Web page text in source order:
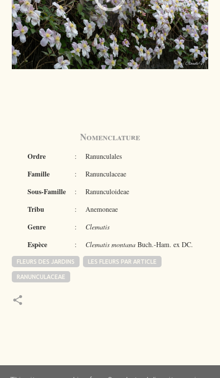
Nomenclature
Ordre : Ranunculales
Famille : Ranunculaceae
Sous-Famille : Ranunculoideae
Tribu : Anemoneae
Genre : Clematis
Espèce : Clematis montanaBuch.-Ham. ex DC.
FLEURS DES JARDINS LES FLEURS PAR ARTICLE
RANUNCULACEAE